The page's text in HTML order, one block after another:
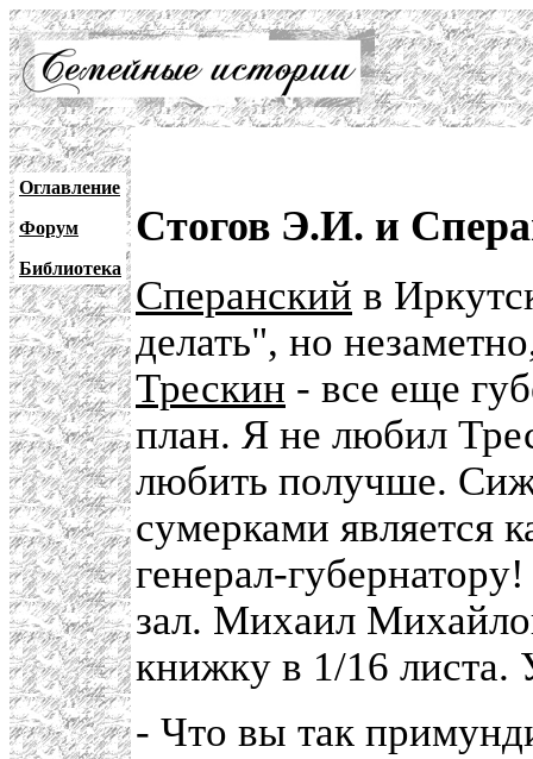
Оглавление
Форум
Библиотека
Стогов Э.И. и
Сперанский в
делать", но
Трескин - все еще
план. Я не любил
любить получше.
сумерками является
генерал-
зал. Михаил
книжку в 1/16 листа.
- Что вы так